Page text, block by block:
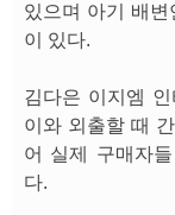
있으며 아기 배
이 있다.
김다은 이지엠
이와 외출할 때
어 실제 구매자
다.